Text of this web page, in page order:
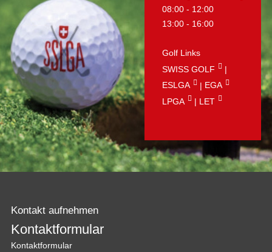
08:00 - 12:00
13:00 - 16:00
Golf Links
SWISS GOLF
|
ESLGA
| EGA
LPGA
| LET
Kontakt aufnehmen
Kontaktformular
Kontaktformular